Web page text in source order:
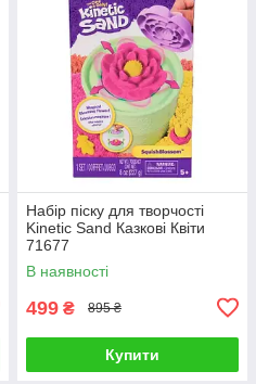
Набір піску для творчості
Kinetic Sand Казкові Квіти
71677
В наявності
499 ₴ 895 ₴
Купити